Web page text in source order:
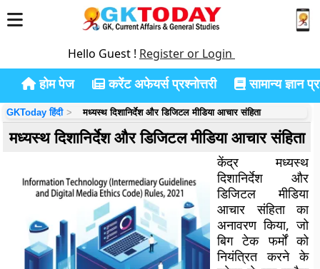
Hello Guest ! Register or Login
होम पेज करेंट अफेयर्स प्रश्नोत्तरी सामान्य ज्ञान
GKToday हिंदी मध्यस्थ दिशानिर्देश और डिजिटल मीडिया आचार संहिता
मध्यस्थ दिशानिर्देश और डिजिटल मीडिया आचार संहिता
केंद्र मध्यस्थ
दिशानिर्देश और
डिजिटल मीडिया
आचार संहिता का
अनावरण किया, जो
बिग टेक फर्मों को
नियंत्रित करने के